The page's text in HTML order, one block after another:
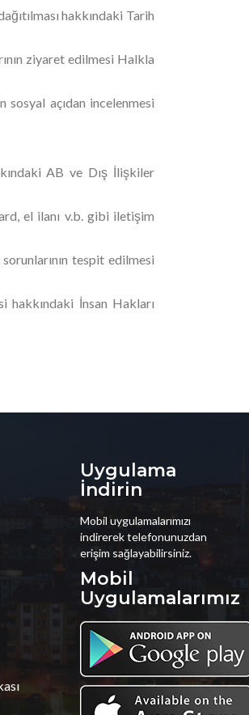
hakkındaki Tarih
ziyaret edilmesi Halkla
açıdan incelenmesi
AB ve Dış İlişkiler
el ilanı v.b. gibi iletişim
tespit edilmesi
hakkındaki İnsan Hakları
Uygulama
İndirin
Mobil uygulamalarımızı
indirerek telefonunuzdan
erişim sağlayabilirsiniz.
Mobil
Uygulamalarımız